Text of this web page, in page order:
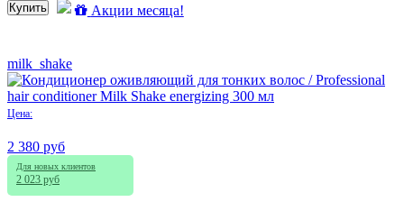
Купить Акции месяца!
milk_shake
Цена:
2 380 руб
Для новых клиентов
2 023 руб